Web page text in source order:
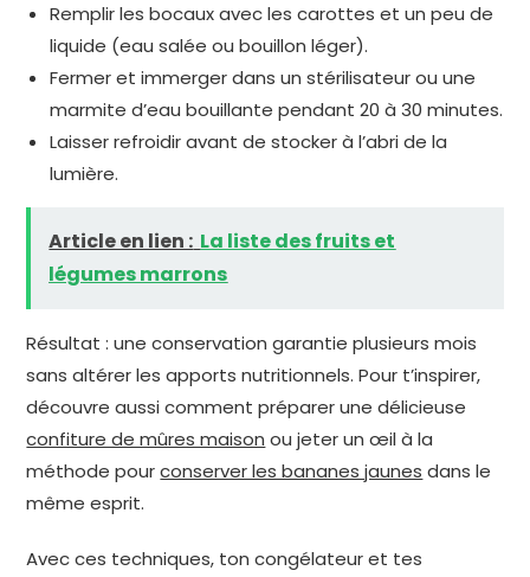
Remplir les bocaux avec les carottes et un peu de
liquide (eau salée ou bouillon léger).
Fermer et immerger dans un stérilisateur ou une
marmite d’eau bouillante pendant 20 à 30 minutes.
Laisser refroidir avant de stocker à l’abri de la
lumière.
Article en lien : La liste des fruits et
légumes marrons
Résultat : une conservation garantie plusieurs mois
sans altérer les apports nutritionnels. Pour t’inspirer,
découvre aussi comment préparer une délicieuse
confiture de mûres maison ou jeter un œil à la
méthode pourconserver les bananes jaunes dans le
même esprit.
Avec ces techniques, ton congélateur et tes